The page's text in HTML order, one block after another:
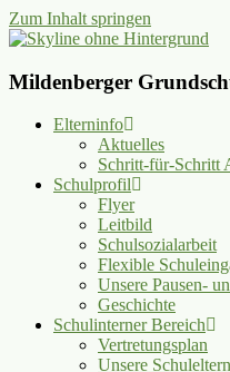
Zum Inhalt springen
Mildenberger
Elterninfo
Aktuelles
Schritt-für-Schritt
Schulprofil
Flyer
Leitbild
Schulsozialarbeit
Flexible
Unsere Pausen-
Geschichte
Schulinterner Bereich
Vertretungsplan
Unsere